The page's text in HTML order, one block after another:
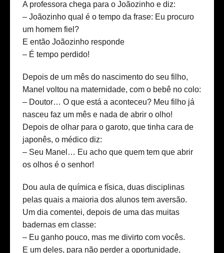
A professora chega para o Joãozinho e diz:
– Joãozinho qual é o tempo da frase: Eu procuro
um homem fiel?
E então Joãozinho responde
– É tempo perdido!
Depois de um mês do nascimento do seu filho,
Manel voltou na maternidade, com o bebê no colo:
– Doutor… O que está a aconteceu? Meu filho já
nasceu faz um mês e nada de abrir o olho!
Depois de olhar para o garoto, que tinha cara de
japonês, o médico diz:
– Seu Manel… Eu acho que quem tem que abrir
os olhos é o senhor!
Dou aula de química e física, duas disciplinas
pelas quais a maioria dos alunos tem aversão.
Um dia comentei, depois de uma das muitas
badernas em classe:
– Eu ganho pouco, mas me divirto com vocês.
E um deles, para não perder a oportunidade,